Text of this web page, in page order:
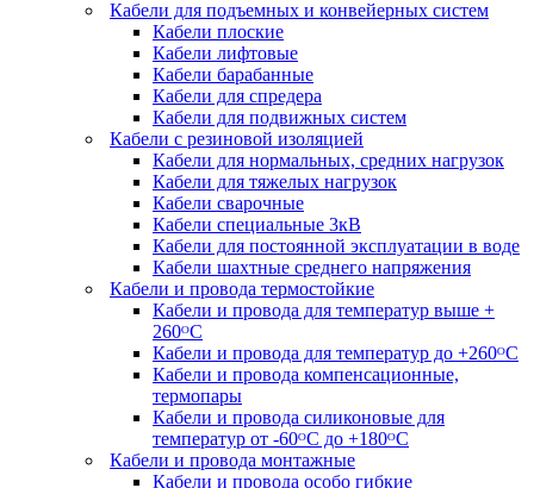
Кабели для подъемных и конвейерных систем
Кабели плоские
Кабели лифтовые
Кабели барабанные
Кабели для спредера
Кабели для подвижных систем
Кабели с резиновой изоляцией
Кабели для нормальных, средних нагрузок
Кабели для тяжелых нагрузок
Кабели сварочные
Кабели специальные 3кВ
Кабели для постоянной эксплуатации в воде
Кабели шахтные среднего напряжения
Кабели и провода термостойкие
Кабели и провода для температур выше +
260ᴼС
Кабели и провода для температур до +260ᴼС
Кабели и провода компенсационные,
термопары
Кабели и провода силиконовые для
температур от -60ᴼC до +180ᴼС
Кабели и провода монтажные
Кабели и провода особо гибкие